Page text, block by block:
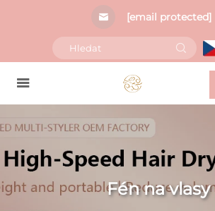
[email protected]
Fén na vlasy